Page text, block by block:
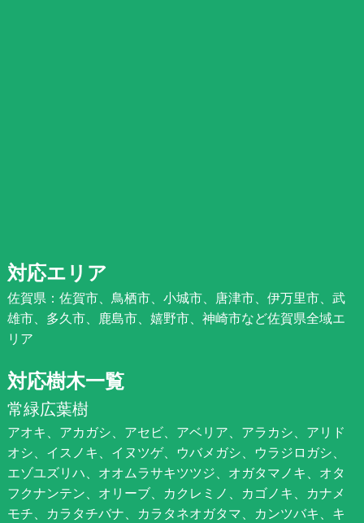
対応エリア
佐賀県：佐賀市、鳥栖市、小城市、唐津市、伊万里市、武
雄市、多久市、鹿島市、嬉野市、神崎市など佐賀県全域エ
リア
対応樹木一覧
常緑広葉樹
アオキ、アカガシ、アセビ、アベリア、アラカシ、アリド
オシ、イスノキ、イヌツゲ、ウバメガシ、ウラジロガシ、
エゾユズリハ、オオムラサキツツジ、オガタマノキ、オタ
フクナンテン、オリーブ、カクレミノ、カゴノキ、カナメ
モチ、カラタチバナ、カラタネオガタマ、カンツバキ、キ